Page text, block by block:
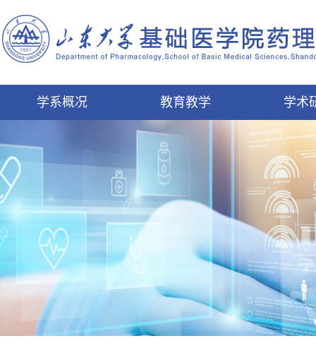
学系概况 教育教学 学术